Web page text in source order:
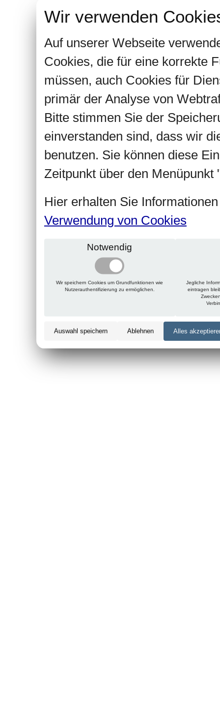
Wir verwenden
Auf unserer Webseite
Cookies, die für eine korrekte
müssen, auch Cookies für
primär der Analyse von
Bitte stimmen Sie der
einverstanden sind, dass wir
benutzen. Sie können diese
Zeitpunkt über den Menüpunkt
Hier erhalten Sie
Verwendung von Cookies
Notwendig
Wir speichern Cookies um Grundfunktionen wie
Nutzerauthentifizierung zu ermöglichen.
Jegliche
eintragen
Auswahl speichern Ablehnen Alles